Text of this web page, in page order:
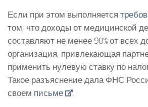
Если при этом выполняется
том, что доходы от медицинской
составляют не менее 90% от всех
организация, привлекающая
применить нулевую ставку по
Такое разъяснение дала ФНС
своем письме
.